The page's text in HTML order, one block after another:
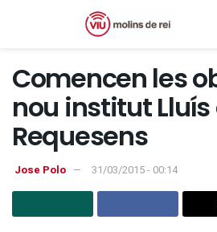
Comencen les
nou institut Lluís
Requesens
Jose Polo 31/03/2015 - 00:14